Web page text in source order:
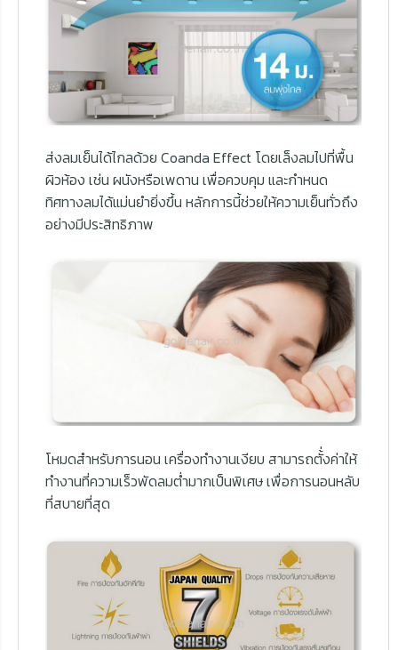
ส่งลมเย็นได้ไกลด้วย Coanda Effect โดยเล็งลมไปที่พื้น
ผิวห้อง เช่น ผนังหรือเพดาน เพื่อควบคุม และกำหนด
ทิศทางลมได้แม่นยำยิ่งขึ้น หลักการนี้ช่วยให้ความเย็นทั่วถึง
อย่างมีประสิทธิภาพ
โหมดสำหรับการนอน เครื่องทำงานเงียบ สามารถตั้่งค่าให้
ทำงานที่ความเร็วพัดลมต่ำมากเป็นพิเศษ เพื่อการนอนหลับ
ที่สบายที่สุด